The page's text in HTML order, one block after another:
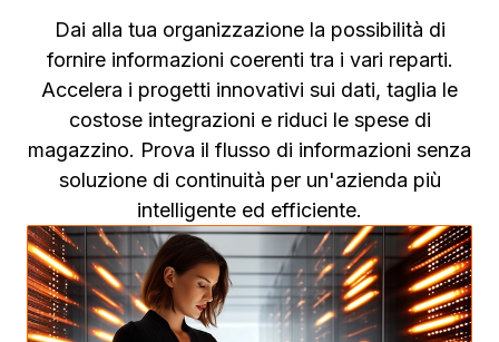
Dai alla tua organizzazione la possibilità di
fornire informazioni coerenti tra i vari reparti.
Accelera i progetti innovativi sui dati, taglia le
costose integrazioni e riduci le spese di
magazzino. Prova il flusso di informazioni senza
soluzione di continuità per un'azienda più
intelligente ed efficiente.